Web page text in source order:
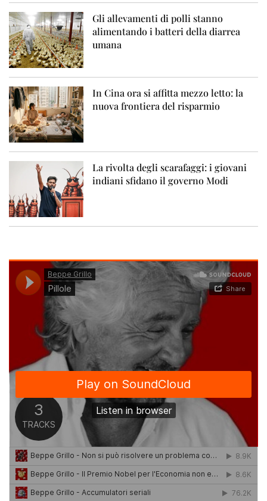
Gli allevamenti di polli stanno
alimentando i batteri della diarrea
umana
In Cina ora si affitta mezzo letto: la
nuova frontiera del risparmio
La rivolta degli scarafaggi: i giovani
indiani sfidano il governo Modi